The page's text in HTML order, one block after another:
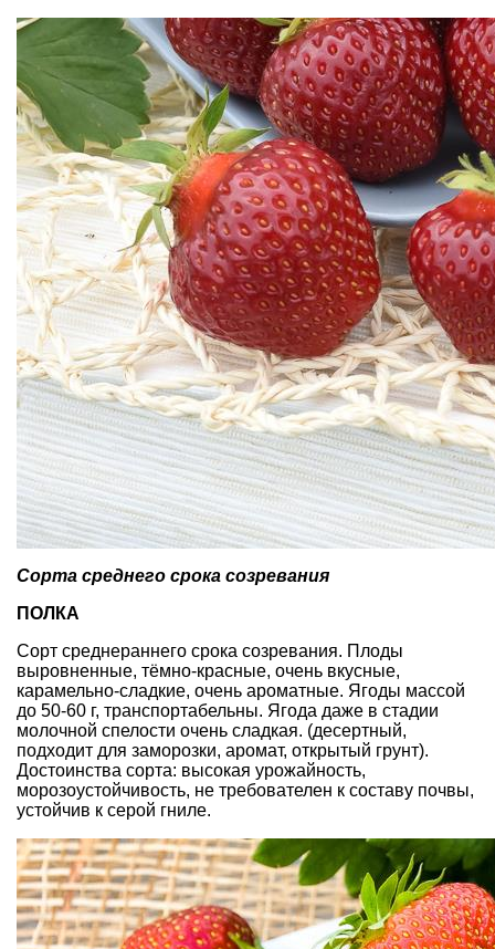
Сорта среднего срока созревания
ПОЛКА
Сорт среднераннего срока созревания. Плоды
выровненные, тёмно-красные, очень вкусные,
карамельно-сладкие, очень ароматные. Ягоды массой
до 50-60 г, транспортабельны. Ягода даже в стадии
молочной спелости очень сладкая. (десертный,
подходит для заморозки, аромат, открытый грунт).
Достоинства сорта: высокая урожайность,
морозоустойчивость, не требователен к составу почвы,
устойчив к серой гниле.